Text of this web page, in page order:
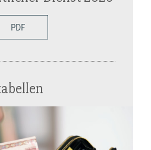
PDF